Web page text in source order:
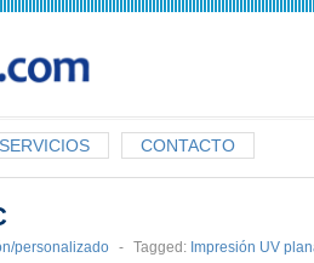
SERVICIOS CONTACTO
personalizado - Tagged: Impresión UV